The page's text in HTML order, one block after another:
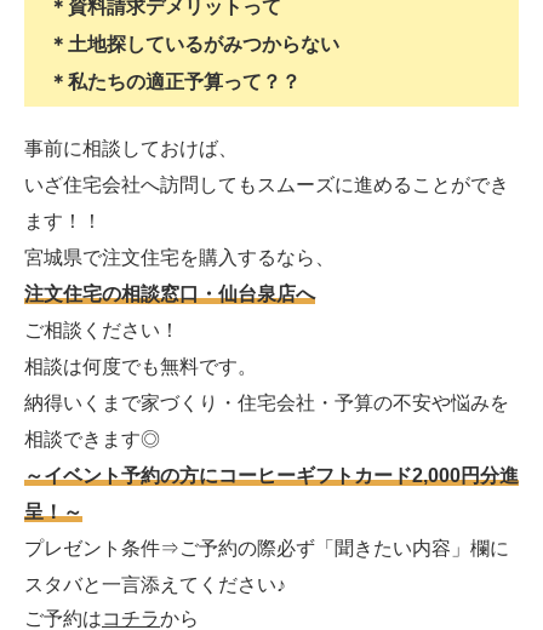
＊資料請求デメリットって
＊土地探しているがみつからない
＊私たちの適正予算って？？
事前に相談しておけば、
いざ住宅会社へ訪問してもスムーズに進めることができ
ます！！
宮城県で注文住宅を購入するなら、
注文住宅の相談窓口・仙台泉店へ
ご相談ください！
相談は何度でも無料です。
納得いくまで家づくり・住宅会社・予算の不安や悩みを
相談できます◎
～イベント予約の方にコーヒーギフトカード2,000円分進
呈！～
プレゼント条件⇒ご予約の際必ず「聞きたい内容」欄に
スタバと一言添えてください♪
ご予約はコチラから